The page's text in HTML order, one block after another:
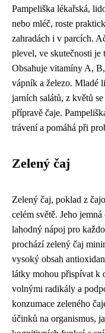
Pampeliška lékařská,
nebo mléč, roste
zahradách i v parcích.
plevel, ve skutečnosti
Obsahuje vitamíny A,
vápník a železo. Mladé
jarních salátů, z květů
přípravě čaje.
trávení a pomáhá při
Zelený čaj
Zelený čaj, poklad z
celém světě. Jeho
lahodný nápoj pro
prochází zelený čaj
vysoký obsah
látky mohou přispívat k
volnými radikály a
konzumace zeleného
účinků na organismus,